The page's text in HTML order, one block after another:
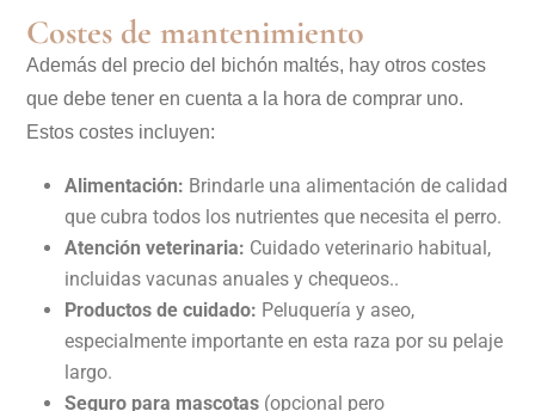
Costes de mantenimiento
Además del precio del bichón maltés, hay otros costes
que debe tener en cuenta a la hora de comprar uno.
Estos costes incluyen:
Alimentación: Brindarle una alimentación de calidad
que cubra todos los nutrientes que necesita el perro.
Atención veterinaria: Cuidado veterinario habitual,
incluidas vacunas anuales y chequeos..
Productos de cuidado: Peluquería y aseo,
especialmente importante en esta raza por su pelaje
largo.
Seguro para mascotas (opcional pero